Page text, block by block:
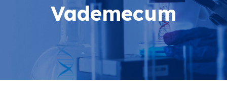
Vademecum